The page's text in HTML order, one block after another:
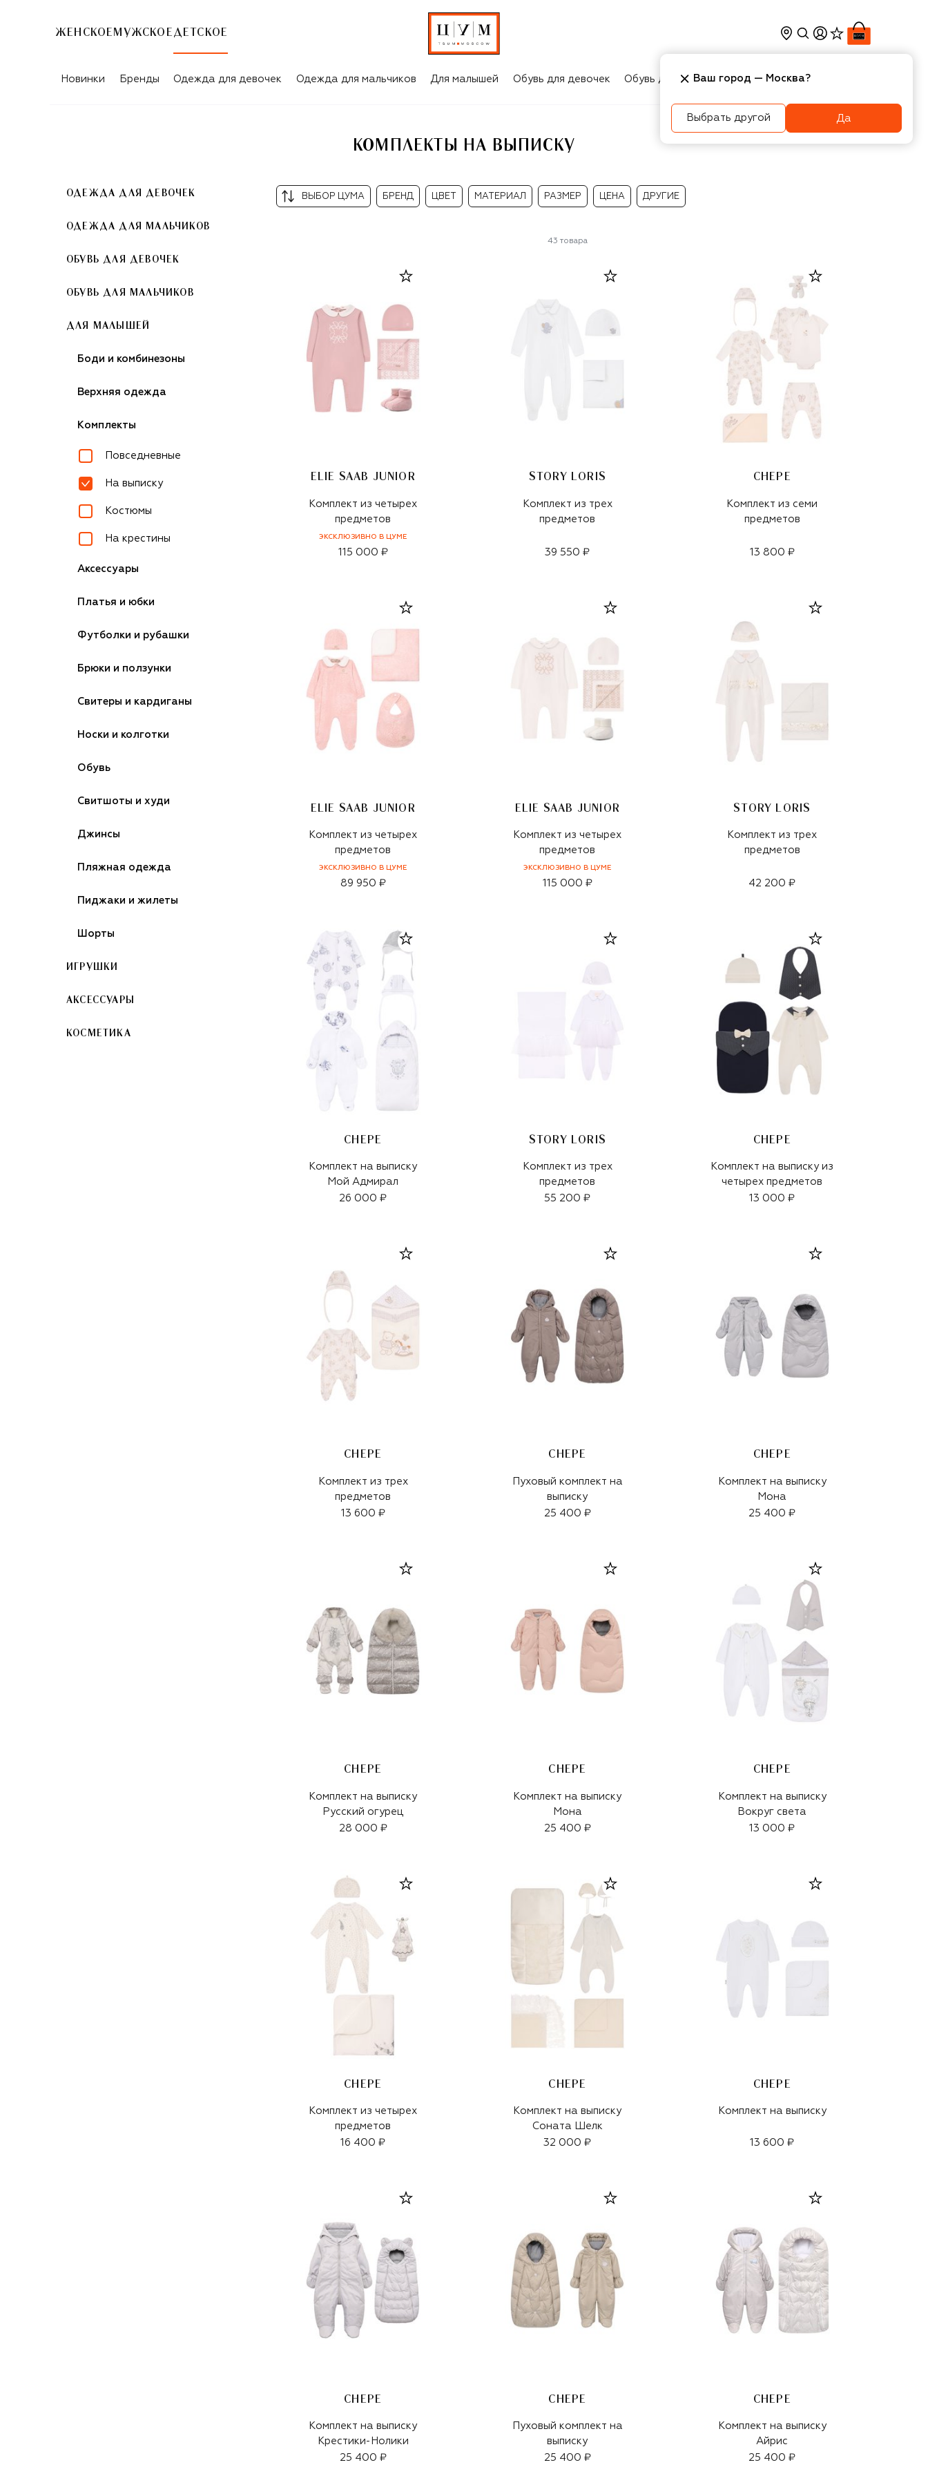
ЖЕНСКОЕ МУЖСКОЕ ДЕТСКОЕ
КОМПЛЕКТЫ НА ВЫПИСКУ
Новинки Бренды Одежда для девочек Одежда для мальчиков Для малышей Обувь для девочек Обувь для мальчиков Игрушки Аксесcуары
КОМПЛЕКТЫ НА ВЫПИСКУ
ОДЕЖДА ДЛЯ ДЕВОЧЕК
ОДЕЖДА ДЛЯ МАЛЬЧИКОВ
ОБУВЬ ДЛЯ ДЕВОЧЕК
ОБУВЬ ДЛЯ МАЛЬЧИКОВ
ДЛЯ МАЛЫШЕЙ
Боди и комбинезоны
Верхняя одежда
Комплекты
Повседневные
На выписку
Костюмы
На крестины
Аксессуары
Платья и юбки
Футболки и рубашки
Брюки и ползунки
Свитеры и кардиганы
Носки и колготки
Обувь
Свитшоты и худи
Джинсы
Пляжная одежда
Пиджаки и жилеты
Шорты
ИГРУШКИ
АКСЕССУАРЫ
КОСМЕТИКА
ВЫБОР ЦУМА БРЕНД ЦВЕТ МАТЕРИАЛ РАЗМЕР ЦЕНА ДРУГИЕ
43 товара
ELIE SAAB JUNIOR
Комплект из четырех
предметов
ЭКСКЛЮЗИВНО В ЦУМЕ
115 000 ₽
STORY LORIS
Комплект из трех
предметов
39 550 ₽
CHEPE
Комплект из семи
предметов
13 800 ₽
ELIE SAAB JUNIOR
Комплект из четырех
предметов
ЭКСКЛЮЗИВНО В ЦУМЕ
89 950 ₽
ELIE SAAB JUNIOR
Комплект из четырех
предметов
ЭКСКЛЮЗИВНО В ЦУМЕ
115 000 ₽
STORY LORIS
Комплект из трех
предметов
42 200 ₽
CHEPE
Комплект на выписку
Мой Адмирал
26 000 ₽
STORY LORIS
Комплект из трех
предметов
55 200 ₽
CHEPE
Комплект на выписку из
четырех предметов
13 000 ₽
CHEPE
Комплект из трех
предметов
13 600 ₽
CHEPE
Пуховый комплект на
выписку
25 400 ₽
CHEPE
Комплект на выписку
Мона
25 400 ₽
CHEPE
Комплект на выписку
Русский огурец
28 000 ₽
CHEPE
Комплект на выписку
Мона
25 400 ₽
CHEPE
Комплект на выписку
Вокруг света
13 000 ₽
CHEPE
Комплект из четырех
предметов
16 400 ₽
CHEPE
Комплект на выписку
Соната Шелк
32 000 ₽
CHEPE
Комплект на выписку
13 600 ₽
CHEPE
Комплект на выписку
Крестики-Нолики
25 400 ₽
CHEPE
Пуховый комплект на
выписку
25 400 ₽
CHEPE
Комплект на выписку
Айрис
25 400 ₽
Ваш город — Москва?
Выбрать другой Да